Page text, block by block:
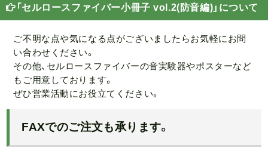
「セルロースファイバー小冊子 vol.2(防音編)」について
ご不明な点や気になる点がございましたらお気軽にお問
い合わせください。
その他、セルロースファイバーの音実験器やポスターなど
もご用意しております。
ぜひ営業活動にお役立てください。
FAXでのご注文も承ります。